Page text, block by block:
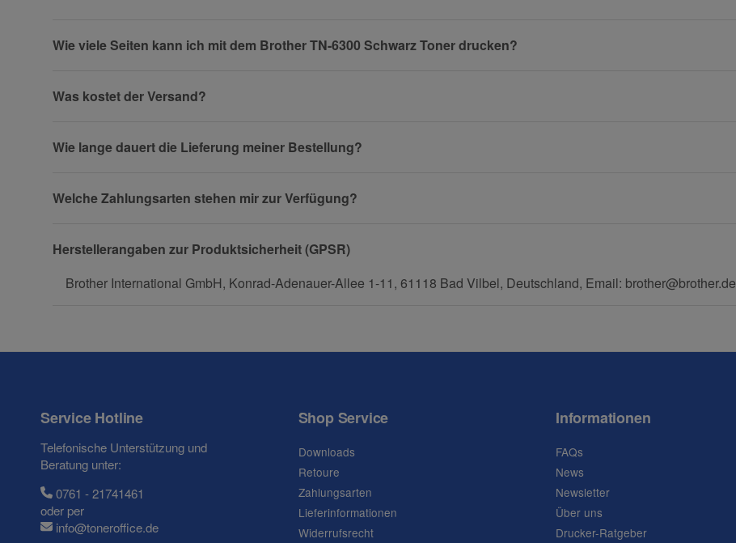
Telefon
Wie viele Seiten kann ich mit dem Brother TN-6300 Schwarz Toner drucken?
Was kostet der Versand?
Wie lange dauert die Lieferung meiner Bestellung?
Welche Zahlungsarten stehen mir zur Verfügung?
Herstellerangaben zur Produktsicherheit (GPSR)
Brother International GmbH, Konrad-Adenauer-Allee 1-11, 61118 Bad Vilbel, Deutschland, Email: brother@brother.de
Service Hotline
Telefonische Unterstützung und
Beratung unter:
0761 - 21741461
oder per
info@toneroffice.de
Shop Service
Downloads
Retoure
Zahlungsarten
Lieferinformationen
Widerrufsrecht
Informationen
FAQs
News
Newsletter
Über uns
Drucker-Ratgeber